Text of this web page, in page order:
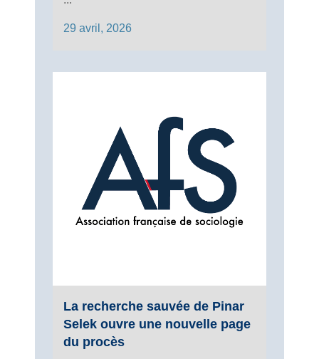
29 avril, 2026
La recherche sauvée de Pinar
Selek ouvre une nouvelle page
du procès